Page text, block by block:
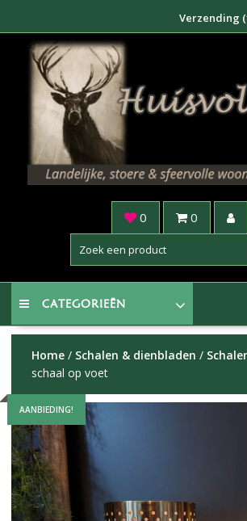
inhoud
Verzending (1-
0 0
CATEGORIEËN
Home/ Schalen & dienbladen /
schaal op voet
AANBIEDING!